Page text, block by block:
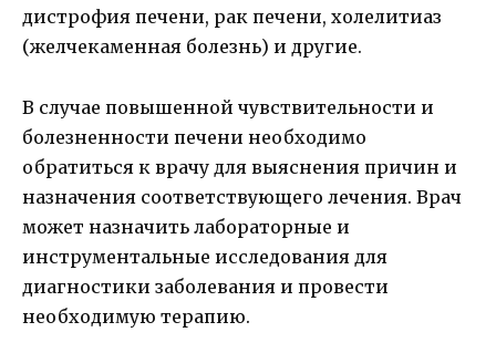
дистрофия печени, рак печени, холелитиаз
(желчекаменная болезнь) и другие.
В случае повышенной чувствительности и
болезненности печени необходимо
обратиться к врачу для выяснения причин и
назначения соответствующего лечения. Врач
может назначить лабораторные и
инструментальные исследования для
диагностики заболевания и провести
необходимую терапию.